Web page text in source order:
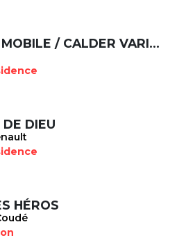
MÉDITATION MOBILE / CALDER VARIATIONS
DE DIEU
HÉROS